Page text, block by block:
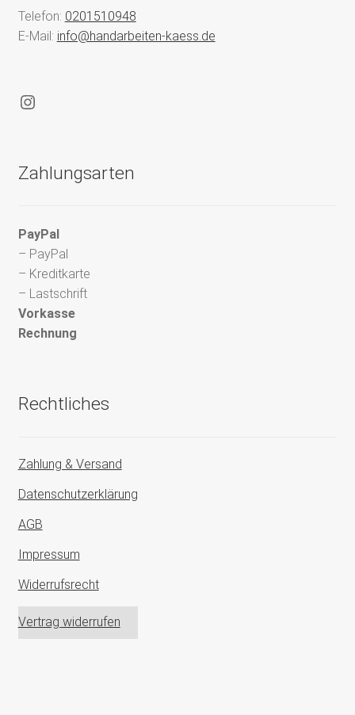
Telefon: 0201510948
E-Mail: info@handarbeiten-kaess.de
Instagram
Zahlungsarten
PayPal
– PayPal
– Kreditkarte
– Lastschrift
Vorkasse
Rechnung
Rechtliches
Zahlung & Versand
Datenschutzerklärung
AGB
Impressum
Widerrufsrecht
Vertrag widerrufen